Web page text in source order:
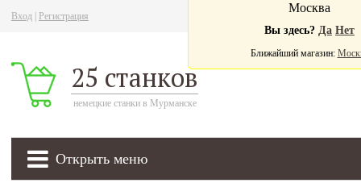
Вход Регистрация
25 станков
немецкие станки в Мурманске
Открыть меню
Москва
Вы здесь? Да Нет
Ближайший магазин: